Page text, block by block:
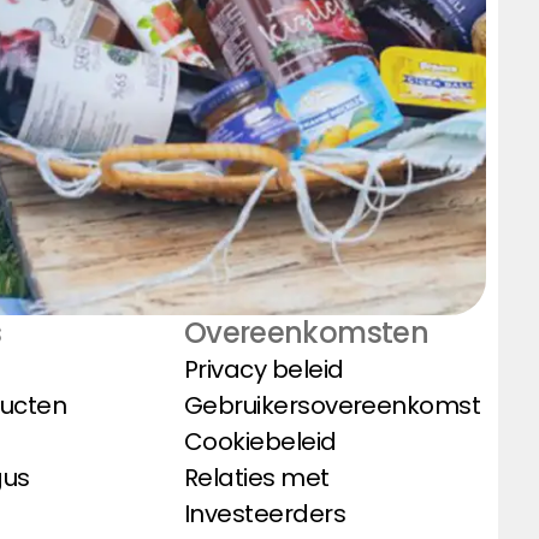
Overeenkomsten
Privacy beleid
Gebruikersovereenkomst
Cookiebeleid
Relaties met
Investeerders